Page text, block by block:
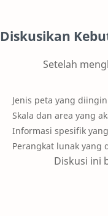
Setelah
Jenis peta yang
Skala dan area yang
Informasi spesifik
Perangkat lunak yang
Diskusi ini